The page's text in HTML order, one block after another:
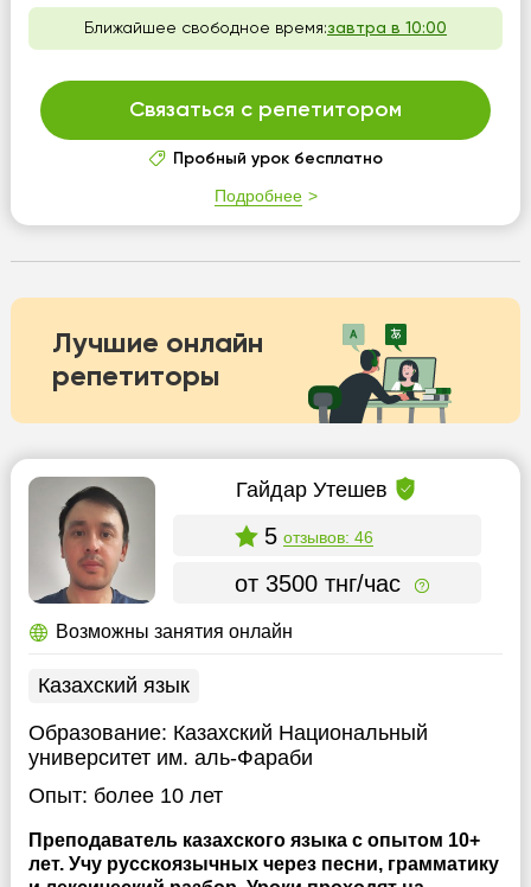
Ближайшее свободное время:завтра в 10:00
Связаться с репетитором
Пробный урок бесплатно
Подробнее
Лучшие онлайн
репетиторы
Гайдар Утешев
5 отзывов: 46
от 3500 тнг/час
Возможны занятия онлайн
Казахский язык
Образование: Казахский Национальный
университет им. аль-Фараби
Опыт: более 10 лет
Преподаватель казахского языка с опытом 10+
лет. Учу русскоязычных через песни, грамматику